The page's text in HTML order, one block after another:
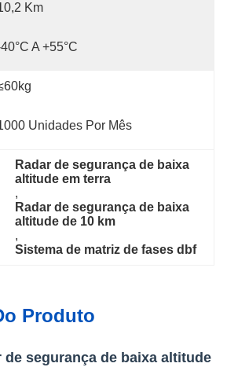
Km
A +55°C
Unidades Por Mês
Radar de segurança de baixa
altitude em terra
,
Radar de segurança de baixa
altitude de 10 km
,
Sistema de matriz de fases dbf
Produto
de segurança de baixa altitude